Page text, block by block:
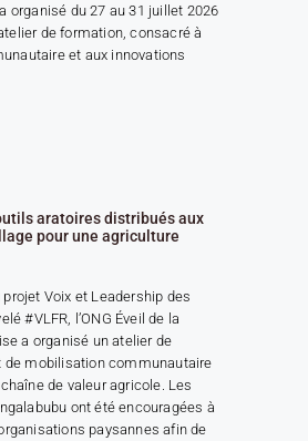
organisé du 27 au 31 juillet 2026
de formation, consacré à
et aux innovations
aratoires distribués aux
pour une agriculture
Voix et Leadership des
#VLFR, l’ONG Éveil de la
a organisé un atelier de
de mobilisation communautaire
de valeur agricole. Les
ont été encouragées à
paysannes afin de